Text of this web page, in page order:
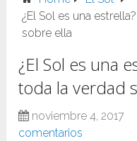
¿El Sol es una
sobre ella
¿El Sol es una
toda la verdad
noviembre 4, 2017
comentarios